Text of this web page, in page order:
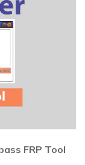
FRP Tool